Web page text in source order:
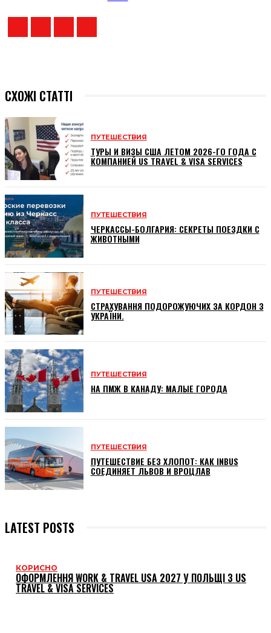
СХОЖІ СТАТТІ
ПУТЕШЕСТВИЯ
ТУРЫ И ВИЗЫ США ЛЕТОМ 2026-ГО ГОДА С
КОМПАНИЕЙ US TRAVEL & VISA SERVICES
ПУТЕШЕСТВИЯ
ЧЕРКАССЫ-БОЛГАРИЯ: СЕКРЕТЫ ПОЕЗДКИ С
ЖИВОТНЫМИ
ПУТЕШЕСТВИЯ
СТРАХУВАННЯ ПОДОРОЖУЮЧИХ ЗА КОРДОН З
УКРАЇНИ.
ПУТЕШЕСТВИЯ
НА ПМЖ В КАНАДУ: МАЛЫЕ ГОРОДА
ПУТЕШЕСТВИЯ
ПУТЕШЕСТВИЕ БЕЗ ХЛОПОТ: КАК INBUS
СОЕДИНЯЕТ ЛЬВОВ И ВРОЦЛАВ
LATEST POSTS
КОРИСНО
ОФОРМЛЕННЯ WORK & TRAVEL USA 2027 У ПОЛЬЩІ З US
TRAVEL & VISA SERVICES